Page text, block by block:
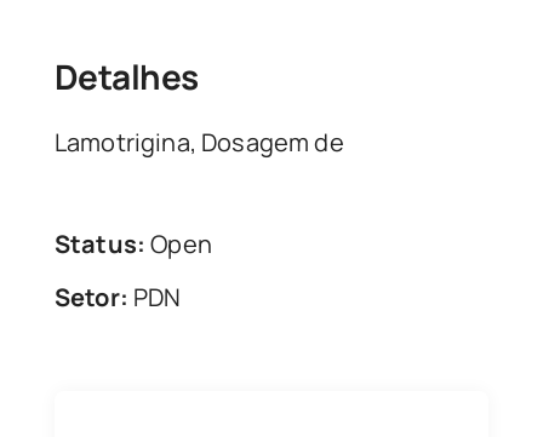
Detalhes
Lamotrigina, Dosagem de
Status: Open
Setor: PDN